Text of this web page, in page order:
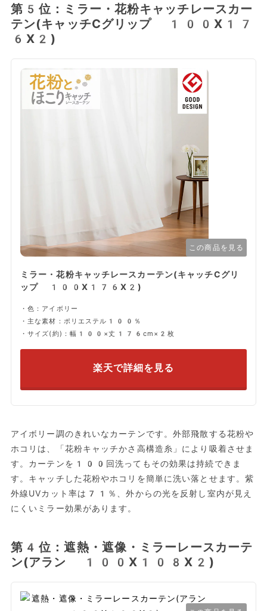
第5位：ミラー・花粉キャッチレースカー
テン(キャッチCグリップ 100X17
6X2)
この商品を見る
ミラー・花粉キャッチレースカーテン(キャッチCグリ
ップ 100X176X2)
・色：アイボリー
・主な素材：ポリエステル100％
・サイズ(約)：幅100×丈176cm×2枚
楽天で詳細を見る
アイボリー調のきれいなカーテンです。外部飛散する花粉や
ホコリは、「花粉キャッチかさ高構造糸」により吸着させま
す。カーテンを100回洗ってもその効果は持続できま
す。キャッチした花粉やホコリを簡単に洗い落とせます。紫
外線UVカット率は71％、外からの光を反射し室内が見え
にくいミラー効果があります。
第4位：遮熱・遮像・ミラーレースカーテ
ン(アラン 100X108X2)